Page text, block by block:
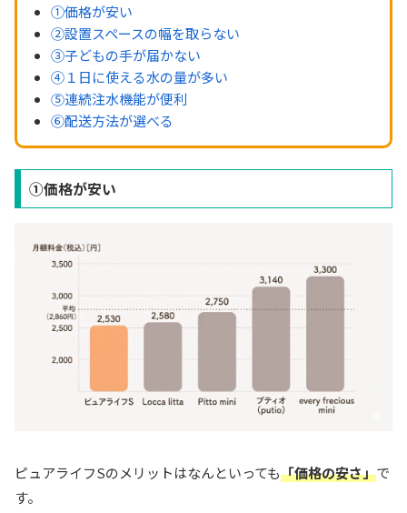
①価格が安い
②設置スペースの幅を取らない
③子どもの手が届かない
④１日に使える水の量が多い
⑤連続注水機能が便利
⑥配送方法が選べる
①価格が安い
ピュアライフSのメリットはなんといっても「価格の安さ」で
す。